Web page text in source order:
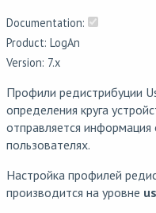
Documentation:
Product: LogAn
Version: 7.x
Профили редистрибуции
определения круга
отправляется
пользователях.
Настройка профилей
производится на уровне